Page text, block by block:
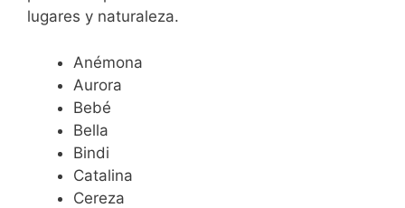
lugares y naturaleza.
Anémona
Aurora
Bebé
Bella
Bindi
Catalina
Cereza